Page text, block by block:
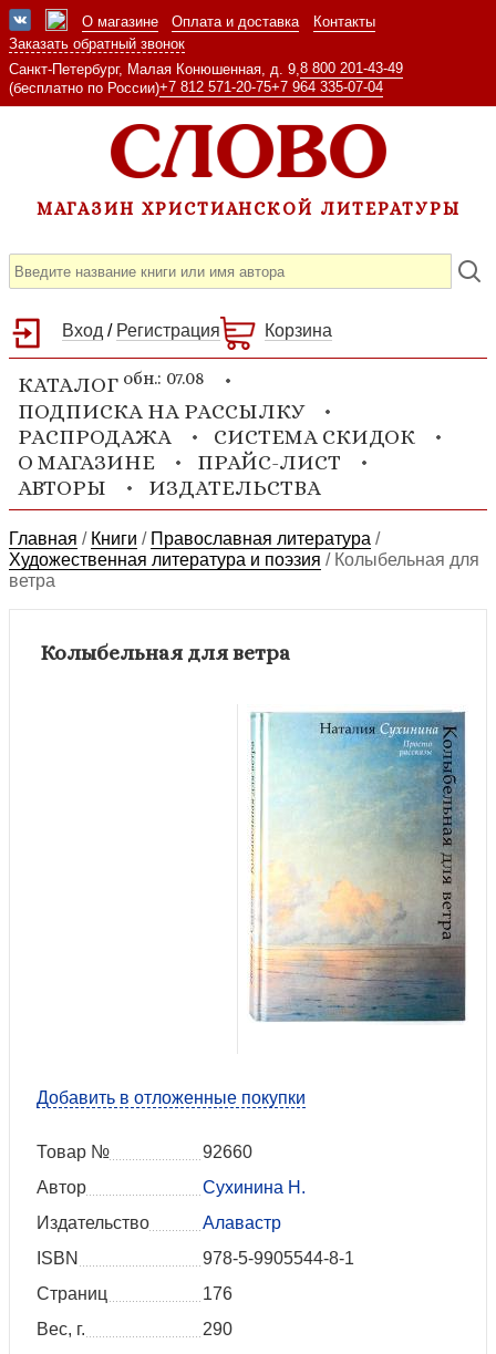
О магазине Оплата и доставка
Контакты
Заказать обратный звонок
Санкт-Петербург, Малая Конюшенная, д. 9, 8 800 201-43-49
(бесплатно по России)+7 812 571-20-75+7 964 335-07-04
МАГАЗИН ХРИСТИАНСКОЙ ЛИТЕРАТУРЫ
Вход / Регистрация Корзина
КАТАЛОГ обн.: 07.08
ПОДПИСКА НА РАССЫЛКУ
РАСПРОДАЖА
СИСТЕМА СКИДОК
О МАГАЗИНЕ
ПРАЙС-ЛИСТ
АВТОРЫ
ИЗДАТЕЛЬСТВА
Главная / Книги / Православная литература /
Художественная литература и поэзия / Колыбельная для
ветра
Колыбельная для ветра
Добавить в отложенные покупки
Товар №
92660
Автор
Сухинина Н.
Издательство
Алавастр
ISBN
978-5-9905544-8-1
Страниц
176
Вес, г.
290